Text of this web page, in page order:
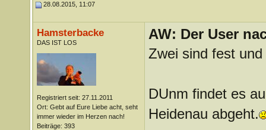
28.08.2015, 11:07
Hamsterbacke
DAS IST LOS
Registriert seit: 27.11.2011
Ort: Gebt auf Eure Liebe acht, seht
immer wieder im Herzen nach!
Beiträge: 393
AW: Der User
Zwei sind fest
DUnm findet es
Heidenau abgeht.